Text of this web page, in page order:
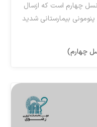
چهارم است که ازسال
پنومونی بیمارستانی شدید
چهارم)